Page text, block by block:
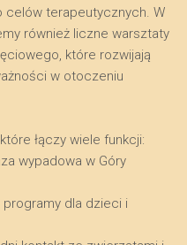
celów terapeutycznych. W
również liczne warsztaty
które rozwijają
w otoczeniu
łączy wiele funkcji:
wypadowa w Góry
programy dla dzieci i